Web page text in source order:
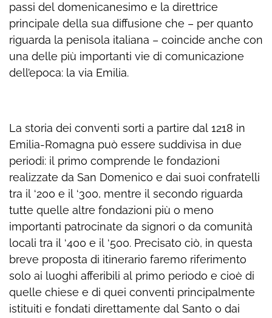
passi del domenicanesimo e la direttrice
principale della sua diffusione che – per quanto
riguarda la penisola italiana – coincide anche con
una delle più importanti vie di comunicazione
dell’epoca: la via Emilia.
La storia dei conventi sorti a partire dal 1218 in
Emilia-Romagna può essere suddivisa in due
periodi: il primo comprende le fondazioni
realizzate da San Domenico e dai suoi confratelli
tra il ‘200 e il ‘300, mentre il secondo riguarda
tutte quelle altre fondazioni più o meno
importanti patrocinate da signori o da comunità
locali tra il ‘400 e il ‘500. Precisato ciò, in questa
breve proposta di itinerario faremo riferimento
solo ai luoghi afferibili al primo periodo e cioè di
quelle chiese e di quei conventi principalmente
istituiti e fondati direttamente dal Santo o dai